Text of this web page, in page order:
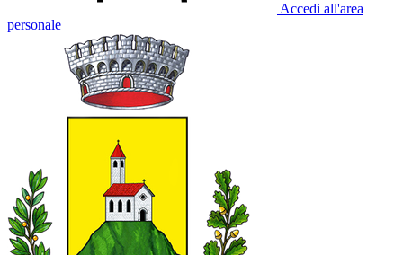
Accedi all'area
personale